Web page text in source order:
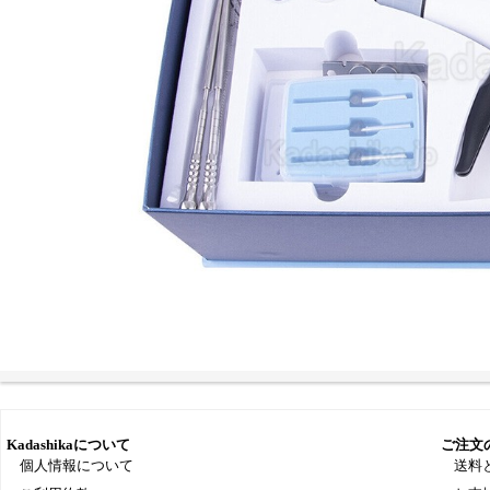
Kadashikaについて
個人情報について
ご注文
送料